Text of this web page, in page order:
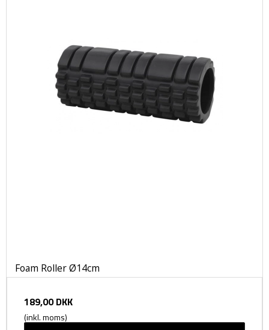
Foam Roller Ø14cm
189,00 DKK
(inkl. moms)